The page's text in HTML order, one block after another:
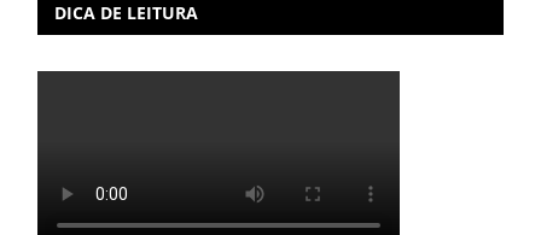
DICA DE LEITURA